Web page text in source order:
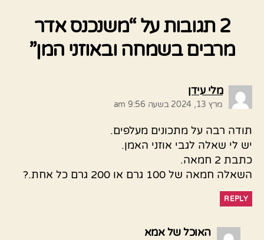
2 תגובות על “משנכנס אדר
מרבים בשמחה ובאוזני המן”
מלי עידן
מרץ 13, 2024 בשעה 9:56 am
תודה רבה על מתכונים מעלפים.
יש לי שאלה לגבי אוזני האמן.
כתבת 2 חמאה.
השאלה חמאה של 100 גרם או 200 גרם כל אחת.?
REPLY
האוכל של אמא